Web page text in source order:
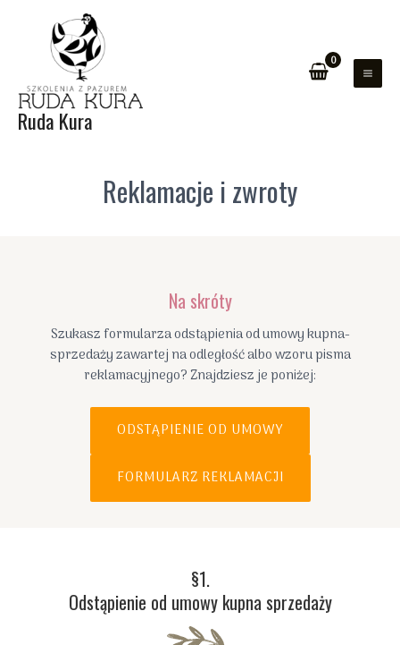
Ruda Kura
Reklamacje i zwroty
Na skróty
Szukasz formularza odstąpienia od umowy kupna-
sprzedaży zawartej na odległość albo wzoru pisma
reklamacyjnego? Znajdziesz je poniżej:
ODSTĄPIENIE OD UMOWY
FORMULARZ REKLAMACJI
§1.
Odstąpienie od umowy kupna sprzedaży